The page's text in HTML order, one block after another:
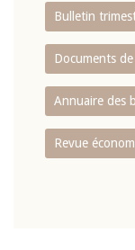
Bulletin
Documents de
Annuaire des
Revue